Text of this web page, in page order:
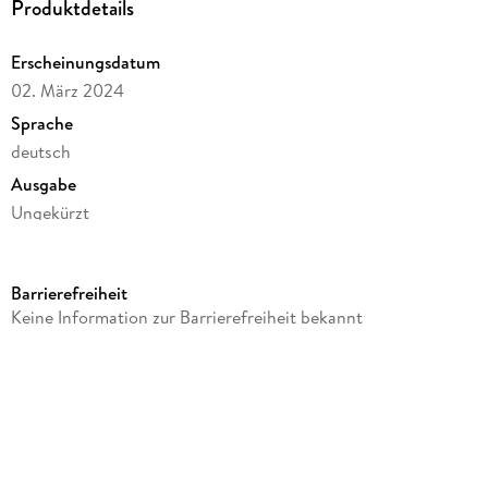
Produktdetails
Erscheinungsdatum
02. März 2024
Sprache
deutsch
Ausgabe
Ungekürzt
Laufzeit
Barrierefreiheit
Keine Information zur Barrierefreiheit bekannt